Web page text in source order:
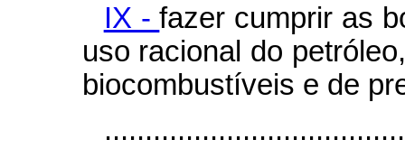
IX -fazer cumprir as
uso racional do
biocombustíveis e de